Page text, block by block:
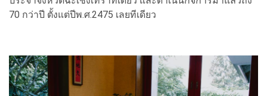
70 กว่าปี ตั้งแต่ปีพ.ศ.2475 เลยทีเดียว